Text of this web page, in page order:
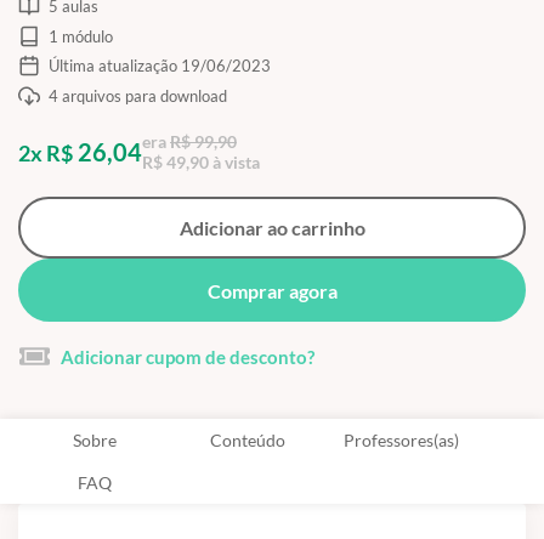
5 aulas
1 módulo
Última atualização 19/06/2023
4 arquivos para download
2x R$ 26,04eraR$ 99,90
R$ 49,90 à vista
Adicionar ao carrinho
Comprar agora
Adicionar cupom de desconto?
Sobre Conteúdo Professores(as)
FAQ